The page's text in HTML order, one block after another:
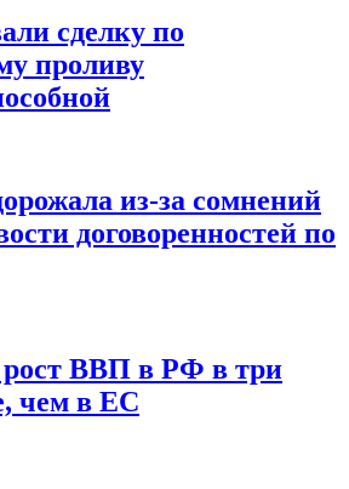
сделку по
проливу
из-за сомнений
договоренностей по
ВВП в РФ в три
чем в ЕС